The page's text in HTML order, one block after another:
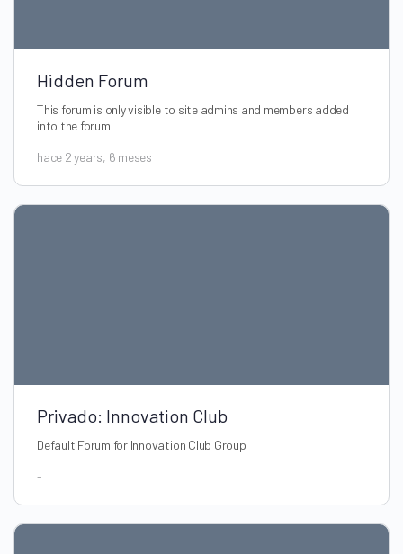
Hidden Forum
This forum is only visible to site admins and members added
into the forum.
hace 2 years, 6 meses
Privado: Innovation Club
Default Forum for Innovation Club Group
-